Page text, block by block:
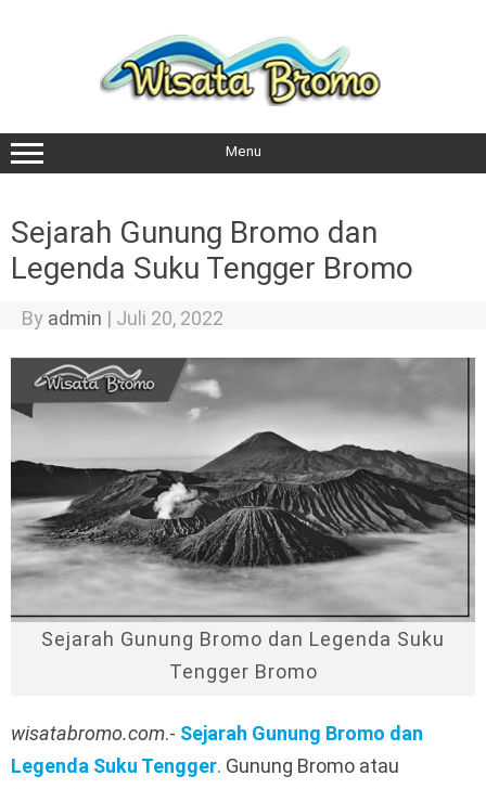
Menu
Sejarah Gunung Bromo dan
Legenda Suku Tengger Bromo
By admin | Juli 20, 2022
Sejarah Gunung Bromo dan Legenda Suku
Tengger Bromo
wisatabromo.com.- Sejarah Gunung Bromo dan
Legenda Suku Tengger. Gunung Bromo atau